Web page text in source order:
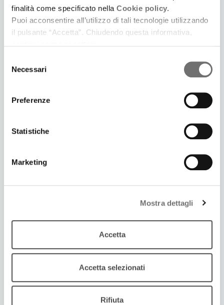
finalità come specificato nella Cookie policy.
Puoi acconsentire all’utilizzo di tali tecnologie utilizzando
il pulsante “Accetta”. Chiudendo questa informativa,
delNecessari
Preferenze
Statistiche
Marketing
Mostra dettagli
Accetta
Accetta selezionati
Rifiuta
16 Ottobre 2014
FONDI EUROPEI
Online i risultati del Por Fesr 2007-2013
CRESCE DEL 5,8% L'EXPORT DEI DISTRETTI
Piastrelle e macchine per imballaggio in testa.